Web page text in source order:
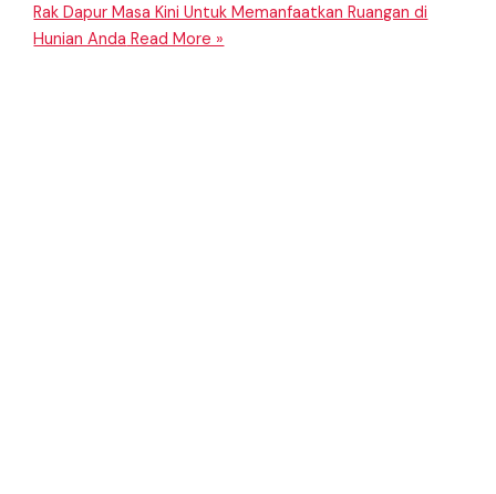
Rak Dapur Masa Kini Untuk Memanfaatkan Ruangan di
Hunian Anda Read More »